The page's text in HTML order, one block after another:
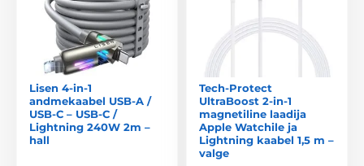
Lisen 4-in-1
andmekaabel USB-A /
USB-C – USB-C /
Lightning 240W 2m –
hall
Tech-Protect
UltraBoost 2-in-1
magnetiline laadija
Apple Watchile ja
Lightning kaabel 1,5 m –
valge